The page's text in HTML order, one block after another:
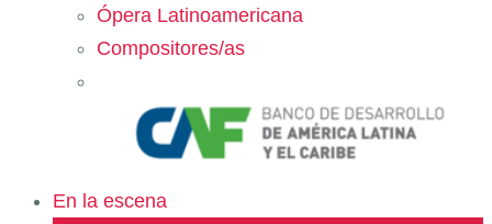
Ópera Latinoamericana
Compositores/as
En la escena